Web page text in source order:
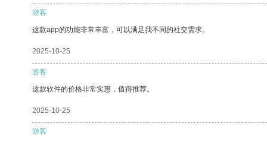
游客
这款app的功能非常丰富，可以满足我不同的社交需求。
2025-10-25
游客
这款软件的价格非常实惠，值得推荐。
2025-10-25
游客